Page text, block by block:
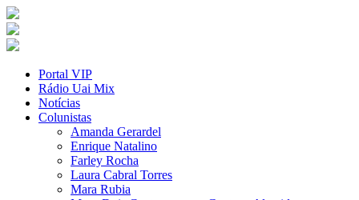
Portal VIP
Rádio Uai Mix
Notícias
Colunistas
Amanda Gerardel
Enrique Natalino
Farley Rocha
Laura Cabral Torres
Mara Rubia